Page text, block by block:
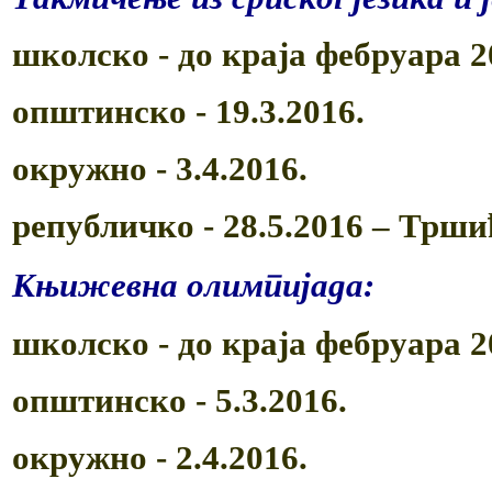
школско - до краја фебруара
општинско - 19.3.2016.
окружно - 3.4.2016.
републичко - 28.5.2016 ‒
Књижевна олимпијада:
школско - до краја фебруара
општинско - 5.3.2016.
окружно - 2.4.2016.